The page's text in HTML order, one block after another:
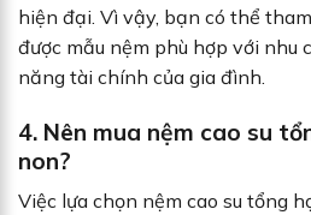
hiện đại. Vì vậy, bạn có thể
được mẫu nệm phù hợp với nhu
năng tài chính của gia đình.
4. Nên mua nệm cao su
non?
Việc lựa chọn nệm cao su tổng